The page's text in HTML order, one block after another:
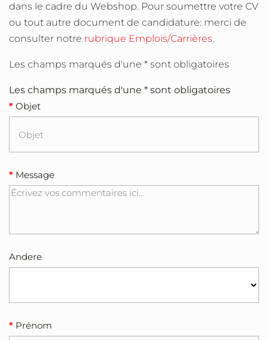
dans le cadre du Webshop. Pour soumettre votre CV
ou tout autre document de candidature: merci de
consulter notre rubrique Emplois/Carrières.
Les champs marqués d'une * sont obligatoires
Les champs marqués d'une * sont obligatoires
Objet
Message
Andere
Prénom